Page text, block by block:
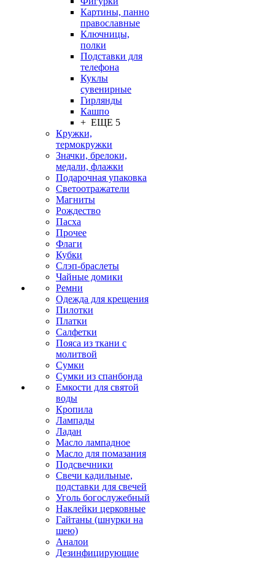
Картины, панно
православные
Ключницы,
полки
Подставки для
телефона
Куклы
сувенирные
Гирлянды
Кашпо
+ ЕЩЕ 5
Кружки,
термокружки
Значки, брелоки,
медали, флажки
Подарочная упаковка
Светоотражатели
Магниты
Рождество
Пасха
Прочее
Флаги
Кубки
Слэп-браслеты
Чайные домики
Ремни
Одежда для крещения
Пилотки
Платки
Салфетки
Пояса из ткани с
молитвой
Сумки
Сумки из спанбонда
Емкости для святой
воды
Кропила
Лампады
Ладан
Масло лампадное
Масло для помазания
Подсвечники
Свечи кадильные,
подставки для свечей
Уголь богослужебный
Наклейки церковные
Гайтаны (шнурки на
шею)
Аналои
Дезинфицирующие